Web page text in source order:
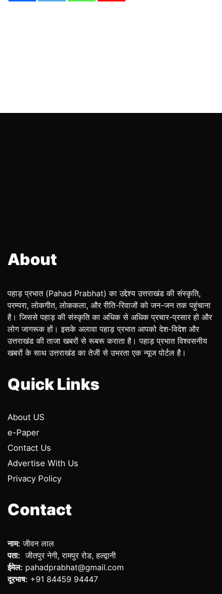
About
पहाड़ प्रभात (Pahad Prabhat) का उद्देश्य उत्तराखंड की संस्कृति,
परम्परा, लोकगीत, लोककला, और रीति-रिवाजों को जन-जन तक पहुंचाना
है। जिससे पहाड़ की संस्कृति का अधिक से अधिक प्रचार-प्रसार हो और
लोग जागरूक हों। इसके अलावा पहाड़ प्रभात आपको देश-विदेश और
उत्तराखंड की ताजा खबरों से रूबरू कराता है। पहाड़ प्रभात विश्वसनीय
खबरों के साथ उत्तराखंड का तेजी से उभरता एक न्यूज पोर्टल है।
Quick Links
About US
e-Paper
Contact Us
Advertise With Us
Privacy Policy
Contact
नाम: जीवन लाल
पता: जीतपुर नेगी, रामपुर रोड, हल्द्वानी
ईमेल: pahadprabhat@gmail.com
दूरभाष: +91 84459 94447